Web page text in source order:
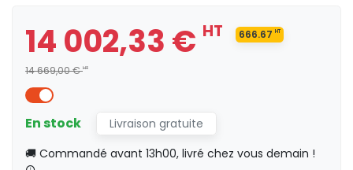
14 002,33 €
0,00 €HT
15 907,33 €
14 002,33 € HT
14 669,00 €HT
666.67 HT
En stock
Livraison gratuite
🚚 Commandé avant 13h00, livré chez vous demain !